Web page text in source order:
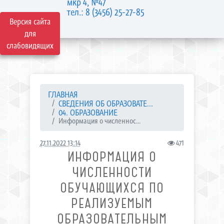
Версия сайта
для
слабовидящих
тел.: 8 (3456) 25-27-85
ГЛАВНАЯ
СВЕДЕНИЯ ОБ ОБРАЗОВАТЕ...
04. ОБРАЗОВАНИЕ
Информация о численнос...
27.11.2022 13:14 471
ИНФОРМАЦИЯ О
ЧИСЛЕННОСТИ
ОБУЧАЮЩИХСЯ ПО
РЕАЛИЗУЕМЫМ
ОБРАЗОВАТЕЛЬНЫМ